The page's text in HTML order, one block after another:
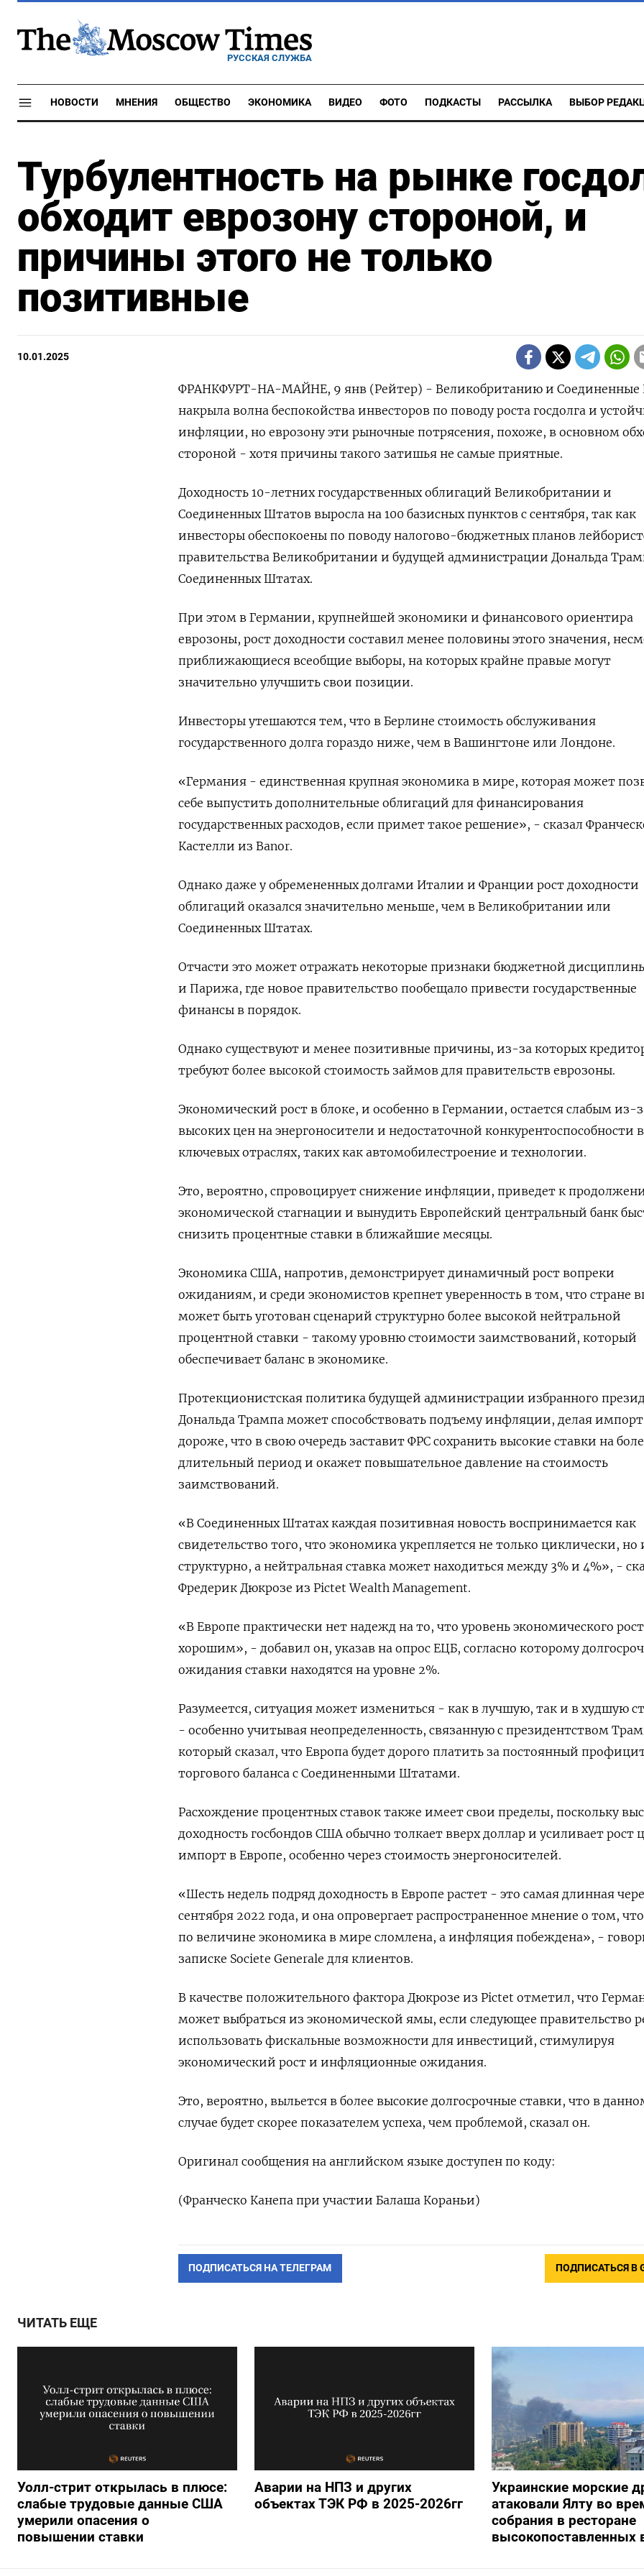
РУССКАЯ СЛУЖБА
НОВОСТИ МНЕНИЯ ОБЩЕСТВО ЭКОНОМИКА ВИДЕО ФОТО ПОДКАСТЫ РАССЫЛКА ВЫБОР
Турбулентность на рынке
обходит еврозону стороной, и
причины этого не только
позитивные
10.01.2025
ФРАНКФУРТ-НА-МАЙНЕ, 9 янв (Рейтер) - Великобританию и
накрыла волна беспокойства инвесторов по поводу роста госдолга и
инфляции, но еврозону эти рыночные потрясения, похоже, в основном
стороной - хотя причины такого затишья не самые приятные.
Доходность 10-летних государственных облигаций Великобритании и
Соединенных Штатов выросла на 100 базисных пунктов с сентября, так как
инвесторы обеспокоены по поводу налогово-бюджетных планов
правительства Великобритании и будущей администрации Дональда
Соединенных Штатах.
При этом в Германии, крупнейшей экономики и финансового ориентира
еврозоны, рост доходности составил менее половины этого значения,
приближающиеся всеобщие выборы, на которых крайне правые могут
значительно улучшить свои позиции.
Инвесторы утешаются тем, что в Берлине стоимость обслуживания
государственного долга гораздо ниже, чем в Вашингтоне или Лондоне.
«Германия - единственная крупная экономика в мире, которая может
себе выпустить дополнительные облигаций для финансирования
государственных расходов, если примет такое решение», - сказал
Кастелли из Banor.
Однако даже у обремененных долгами Италии и Франции рост доходности
облигаций оказался значительно меньше, чем в Великобритании или
Соединенных Штатах.
Отчасти это может отражать некоторые признаки бюджетной
и Парижа, где новое правительство пообещало привести государственные
финансы в порядок.
Однако существуют и менее позитивные причины, из-за которых
требуют более высокой стоимость займов для правительств еврозоны.
Экономический рост в блоке, и особенно в Германии, остается слабым из-
высоких цен на энергоносители и недостаточной конкурентоспособности в
ключевых отраслях, таких как автомобилестроение и технологии.
Это, вероятно, спровоцирует снижение инфляции, приведет к
экономической стагнации и вынудить Европейский центральный банк
снизить процентные ставки в ближайшие месяцы.
Экономика США, напротив, демонстрирует динамичный рост вопреки
ожиданиям, и среди экономистов крепнет уверенность в том, что стране
может быть уготован сценарий структурно более высокой нейтральной
процентной ставки - такому уровню стоимости заимствований, который
обеспечивает баланс в экономике.
Протекционистская политика будущей администрации избранного
Дональда Трампа может способствовать подъему инфляции, делая импорт
дороже, что в свою очередь заставит ФРС сохранить высокие ставки на
длительный период и окажет повышательное давление на стоимость
заимствований.
«В Соединенных Штатах каждая позитивная новость воспринимается как
свидетельство того, что экономика укрепляется не только циклически, но
структурно, а нейтральная ставка может находиться между 3% и 4%», -
Фредерик Дюкрозе из Pictet Wealth Management.
«В Европе практически нет надежд на то, что уровень экономического
хорошим», - добавил он, указав на опрос ЕЦБ, согласно которому
ожидания ставки находятся на уровне 2%.
Разумеется, ситуация может измениться - как в лучшую, так и в худшую
- особенно учитывая неопределенность, связанную с президентством
который сказал, что Европа будет дорого платить за постоянный
торгового баланса с Соединенными Штатами.
Расхождение процентных ставок также имеет свои пределы, поскольку
доходность госбондов США обычно толкает вверх доллар и усиливает рост
импорт в Европе, особенно через стоимость энергоносителей.
«Шесть недель подряд доходность в Европе растет - это самая длинная
сентября 2022 года, и она опровергает распространенное мнение о том,
по величине экономика в мире сломлена, а инфляция побеждена», -
записке Societe Generale для клиентов.
В качестве положительного фактора Дюкрозе из Pictet отметил, что
может выбраться из экономической ямы, если следующее правительство
использовать фискальные возможности для инвестиций, стимулируя
экономический рост и инфляционные ожидания.
Это, вероятно, выльется в более высокие долгосрочные ставки, что в
случае будет скорее показателем успеха, чем проблемой, сказал он.
Оригинал сообщения на английском языке доступен по коду:
(Франческо Канепа при участии Балаша Кораньи)
ПОДПИСАТЬСЯ НА ТЕЛЕГРАМ ПОДПИСАТЬСЯ В
ЧИТАТЬ ЕЩЕ
Уолл-стрит открылась в плюсе:
слабые трудовые данные США
умерили опасения о
повышении ставки
Аварии на НПЗ и других
объектах ТЭК РФ в 2025-2026гг
Украинские морские
атаковали Ялту во
собрания в ресторане
высокопоставленных